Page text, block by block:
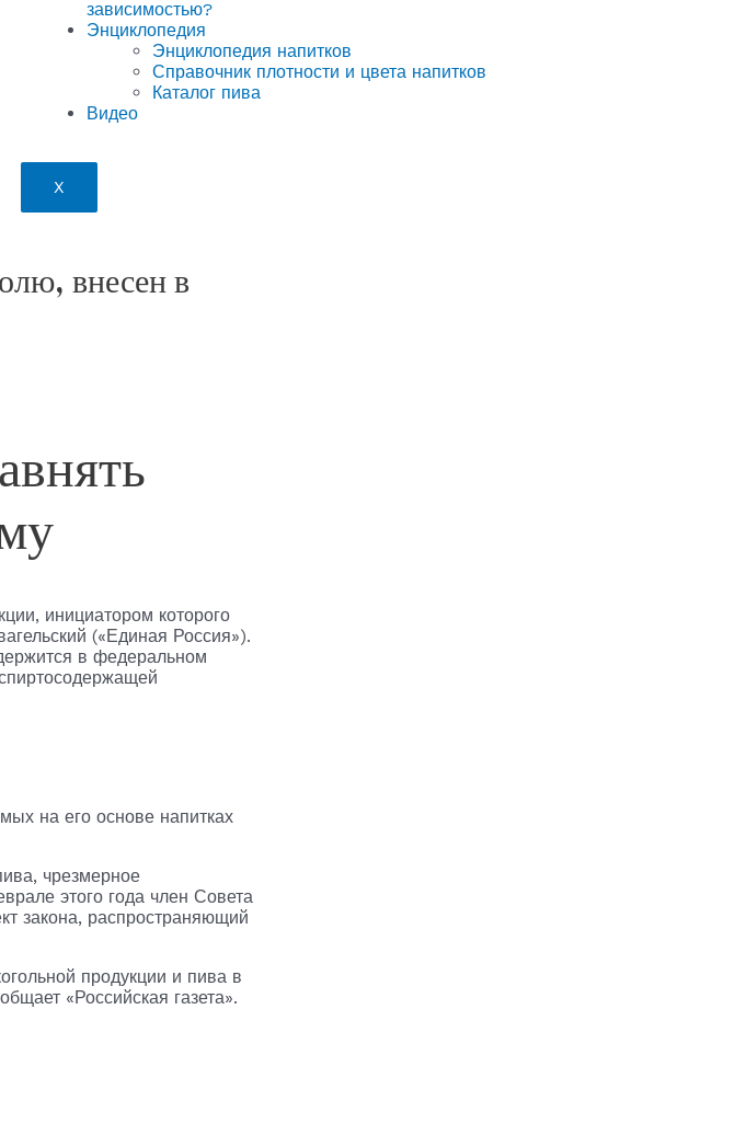
зависимостью?
Энциклопедия
Энциклопедия напитков
Справочник плотности и цвета напитков
Каталог пива
Видео
X
внесен в
инициатором которого
(«Единая Россия»).
в федеральном
на его основе напитках
чрезмерное
этого года член Совета
закона, распространяющий
продукции и пива в
«Российская газета».